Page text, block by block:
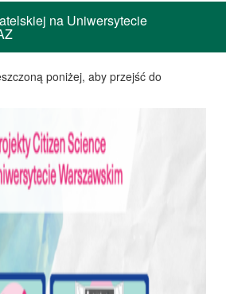
na Uniwersytecie
poniżej, aby przejść do